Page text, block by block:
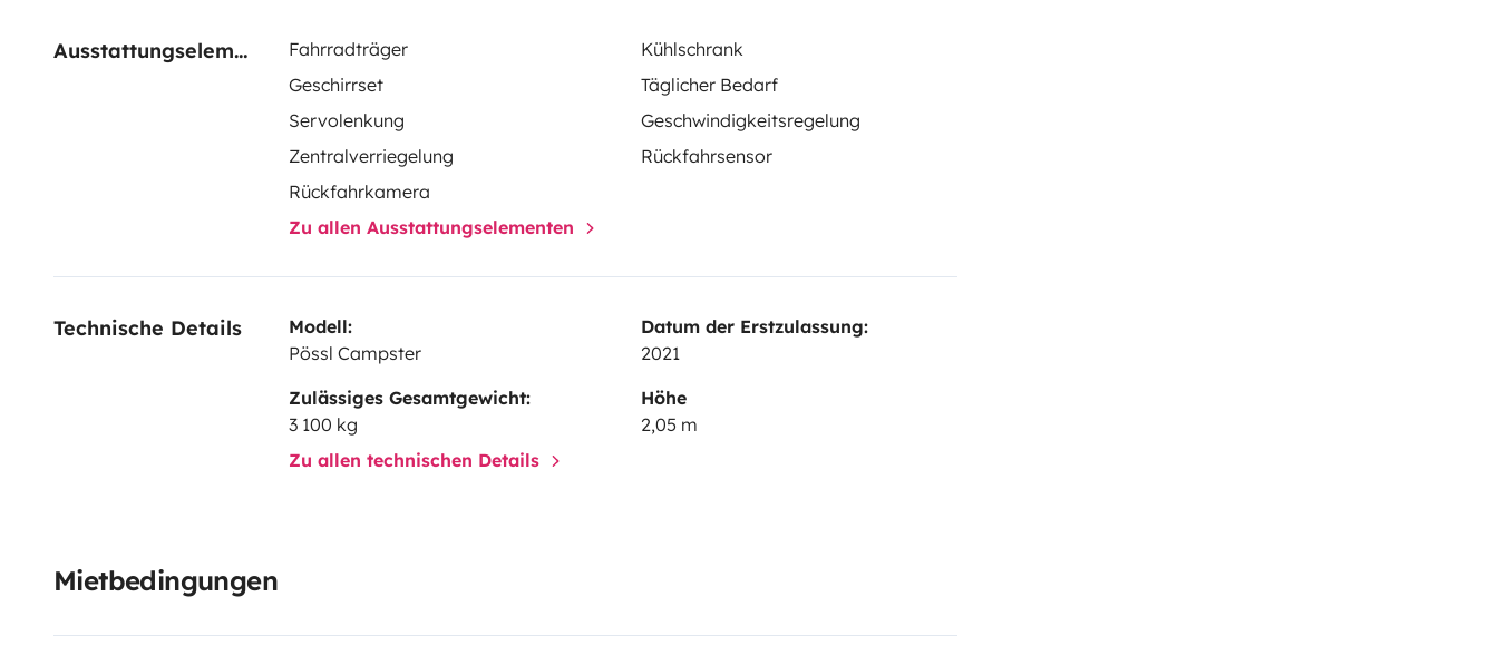
Ausstattungselemente Fahrradträger
Kühlschrank
Geschirrset
Täglicher Bedarf
Servolenkung
Geschwindigkeitsregelung
Zentralverriegelung
Rückfahrsensor
Rückfahrkamera
Zu allen Ausstattungselementen
Technische Details
Modell:
Pössl Campster
Datum der Erstzulassung:
2021
Zulässiges Gesamtgewicht:
3 100 kg
Höhe
2,05 m
Zu allen technischen Details
Mietbedingungen